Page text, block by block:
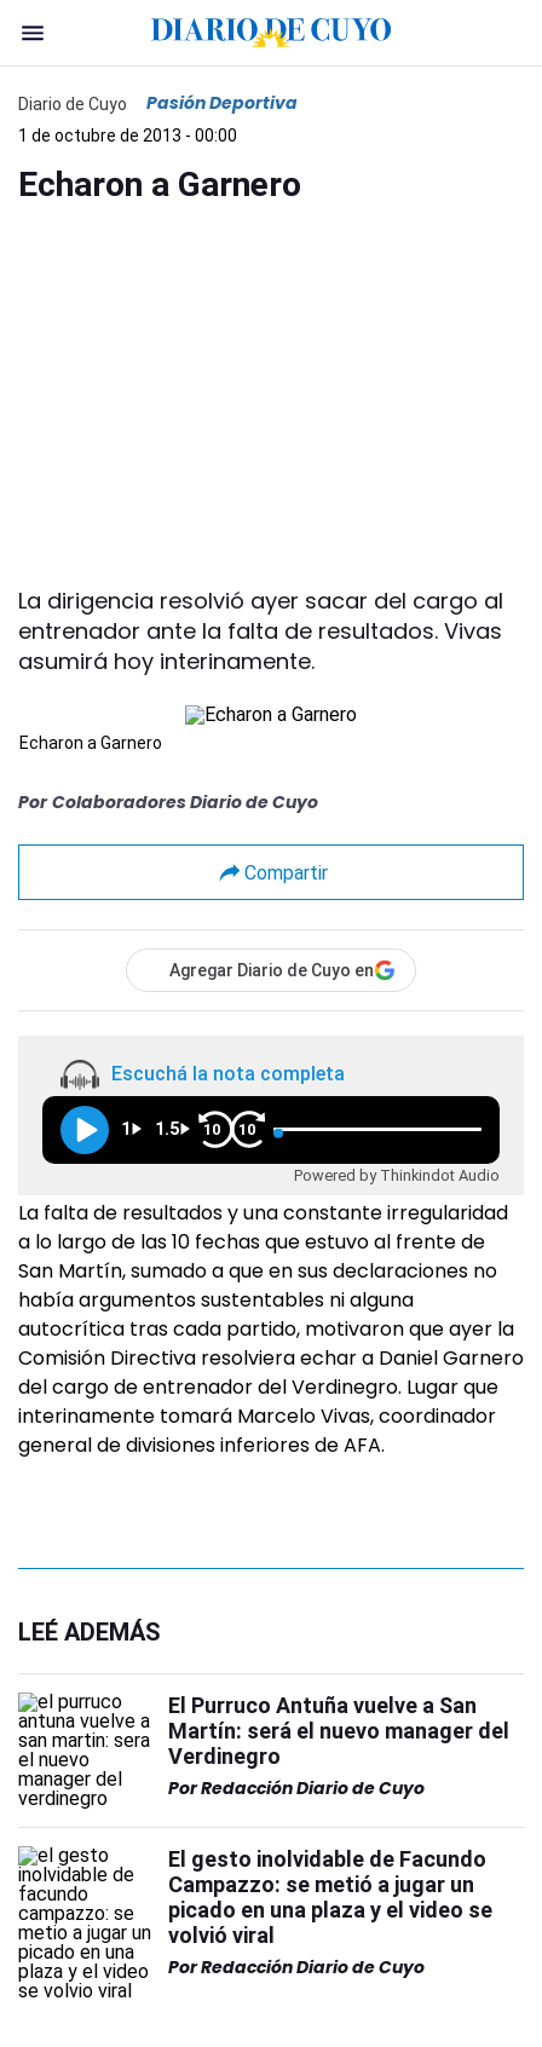
Diario de Cuyo Pasión Deportiva
1 de octubre de 2013 - 00:00
Echaron a Garnero
La dirigencia resolvió ayer sacar del cargo al
entrenador ante la falta de resultados. Vivas
asumirá hoy interinamente.
Echaron a Garnero
Por Colaboradores Diario de Cuyo
Compartir
Agregar Diario de Cuyo en
Escuchá la nota completa
1 1.5 10 10
Powered by Thinkindot Audio
La falta de resultados y una constante irregularidad
a lo largo de las 10 fechas que estuvo al frente de
San Martín, sumado a que en sus declaraciones no
había argumentos sustentables ni alguna
autocrítica tras cada partido, motivaron que ayer la
Comisión Directiva resolviera echar a Daniel Garnero
del cargo de entrenador del Verdinegro. Lugar que
interinamente tomará Marcelo Vivas, coordinador
general de divisiones inferiores de AFA.
LEÉ ADEMÁS
El Purruco Antuña vuelve a San
Martín: será el nuevo manager del
Verdinegro
PorRedacción Diario de Cuyo
El gesto inolvidable de Facundo
Campazzo: se metió a jugar un
picado en una plaza y el video se
volvió viral
PorRedacción Diario de Cuyo